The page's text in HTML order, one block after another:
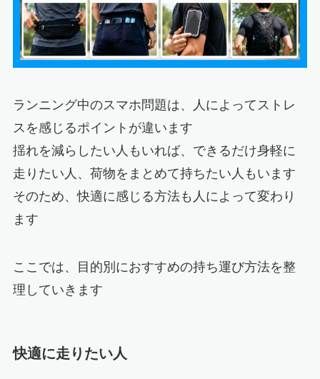
ランニング中のスマホ問題は、人によってストレ
スを感じるポイントが違います
揺れを減らしたい人もいれば、できるだけ身軽に
走りたい人、荷物をまとめて持ちたい人もいます
そのため、快適に感じる方法も人によって変わり
ます
ここでは、目的別におすすめの持ち運び方法を整
理していきます
快適に走りたい人